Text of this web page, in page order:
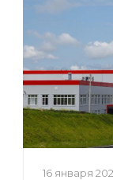
16 января